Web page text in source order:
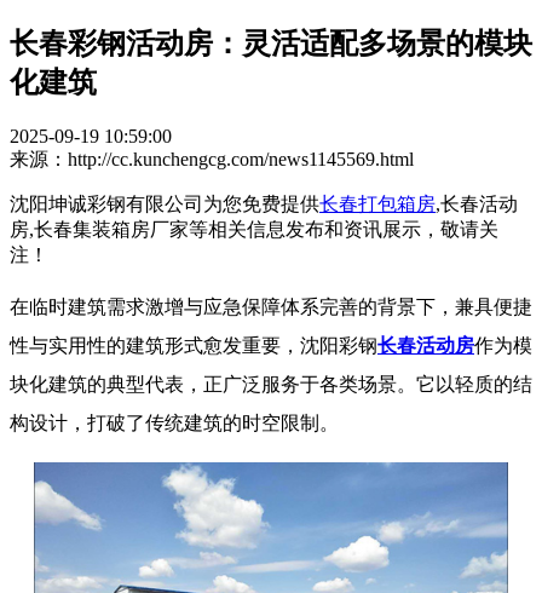
长春彩钢活动房：灵活适配多场景的模块
化建筑​
2025-09-19 10:59:00
来源：http://cc.kunchengcg.com/news1145569.html
沈阳坤诚彩钢有限公司为您免费提供长春打包箱房,长春活动
房,长春集装箱房厂家等相关信息发布和资讯展示，敬请关
注！
在临时建筑需求激增与应急保障体系完善的背景下，兼具便捷
性与实用性的建筑形式愈发重要，沈阳彩钢长春活动房作为模
块化建筑的典型代表，正广泛服务于各类场景。它以轻质的结
构设计，打破了传统建筑的时空限制。​